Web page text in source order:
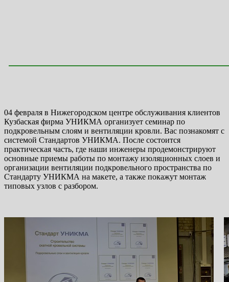
04 февраля в Нижегородском центре обслуживания клиентов
Кузбаская фирма УНИКМА организует семинар по
подкровельным слоям и вентиляции кровли. Вас познакомят с
системой Стандартов УНИКМА. После состоится
практическая часть, где наши инженеры продемонстрируют
основные приемы работы по монтажу изоляционных слоев и
организации вентиляции подкровельного пространства по
Стандарту УНИКМА на макете, а также покажут монтаж
типовых узлов с разбором.